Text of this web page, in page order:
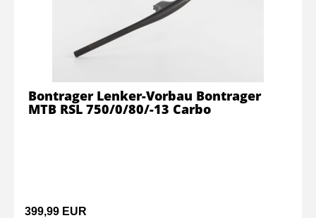
399,99 EUR
Bontrager Lenker-Vorbau Bontrager
MTB RSL 750/0/80/-13 Carbo